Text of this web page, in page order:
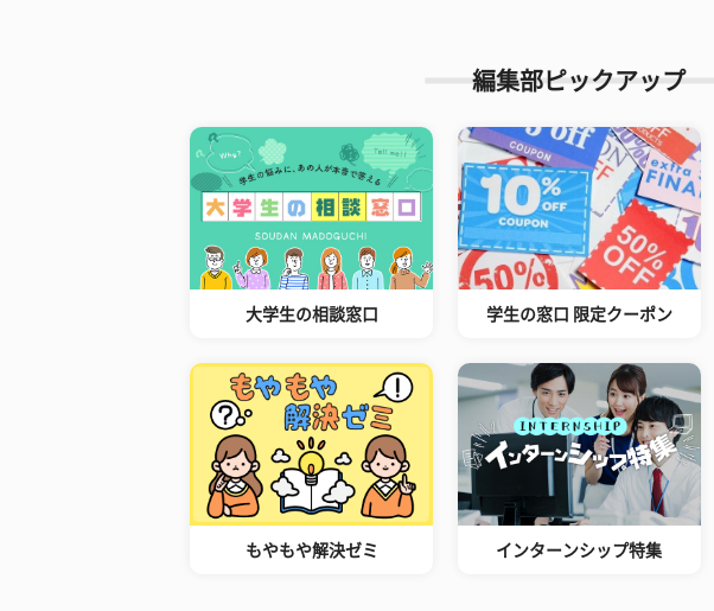
編集部ピックアップ
大学生の相談窓口 学生の窓口 限定クーポン
もやもや解決ゼミ インターンシップ特集